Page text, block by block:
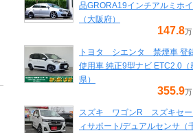
品GRORA19インチアルミホ
（大阪府）
147.8万
トヨタ シエンタ 禁煙車 登
使用車 純正9型ナビ ETC2.0（
県）
355.9万
スズキ ワゴンR スズキセー
ィサポート/デュアルセンサ（